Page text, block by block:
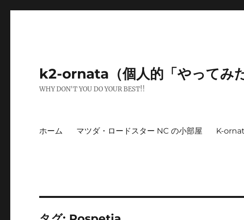
k2-ornata（個人的「やってみ
WHY DON'T YOU DO YOUR BEST!!
ホーム マツダ・ロードスター NC の小部屋 K-